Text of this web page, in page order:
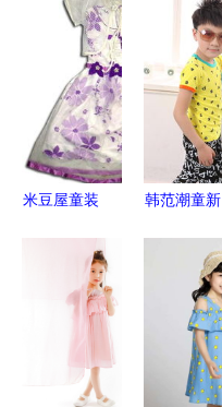
米豆屋童装
打造孩子的
童话衣橱
韩范潮童新
夏季男童运
动套装全攻
略